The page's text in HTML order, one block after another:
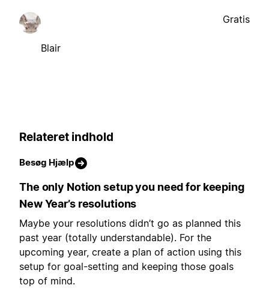
Blair
Gratis
Relateret indhold
Besøg Hjælp
The only Notion setup you need for keeping
New Year’s resolutions
Maybe your resolutions didn’t go as planned this
past year (totally understandable). For the
upcoming year, create a plan of action using this
setup for goal-setting and keeping those goals
top of mind.